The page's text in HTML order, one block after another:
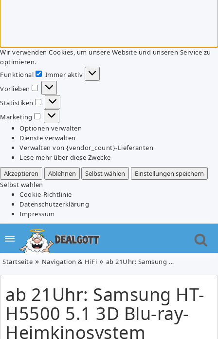
Wir verwenden Cookies, um unsere Website und unseren Service zu
optimieren.
Funktional
Funktional
Immer aktiv
Vorlieben
Vorlieben
Statistiken
Statistiken
Marketing
Marketing
Optionen verwalten
Dienste verwalten
Verwalten von {vendor_count}-Lieferanten
Lese mehr über diese Zwecke
Akzeptieren
Ablehnen Selbst wählen
Einstellungen speichern
Selbst wählen
Cookie-Richtlinie
Datenschutzerklärung
Impressum
Startseite Navigation & HiFi ab 21Uhr: Samsung HT-H5500 5.1 3D Blu-ray-Heimkinosystem (1000W, WLAN, Bluetooth, Smart TV) für 199€
ab 21Uhr: Samsung HT-
H5500 5.1 3D Blu-ray-
Heimkinosystem